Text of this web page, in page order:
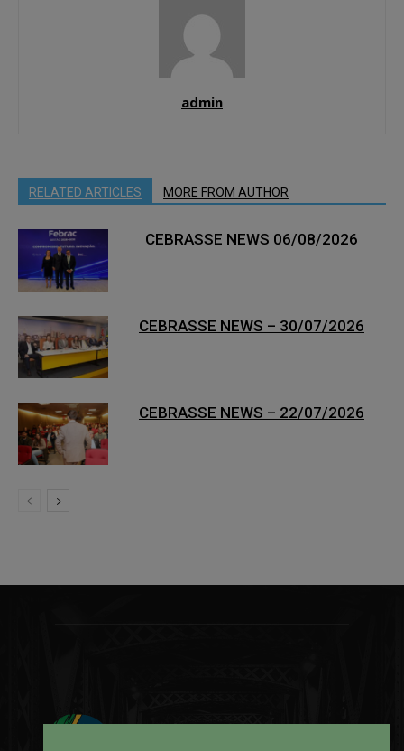
admin
RELATED ARTICLES MORE FROM AUTHOR
CEBRASSE NEWS 06/08/2026
CEBRASSE NEWS – 30/07/2026
CEBRASSE NEWS – 22/07/2026